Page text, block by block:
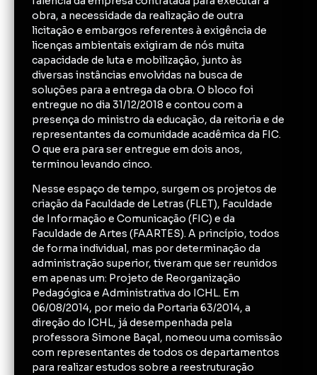
obra, a necessidade da realização de outra
licitação e embargos referentes à exigência de
licenças ambientais exigiram de nós muita
capacidade de luta e mobilização, junto às
diversas instâncias envolvidas na busca de
soluções para a entrega da obra. O bloco foi
entregue no dia 31/12/2018 e contou com a
presença do ministro da educação, da reitoria e de
representantes da comunidade acadêmica da FIC.
O que era para ser entregue em dois anos,
terminou levando cinco.
Nesse espaço de tempo, surgem os projetos de
criação da Faculdade de Letras (FLET), Faculdade
de Informação e Comunicação (FIC) e da
Faculdade de Artes (FAARTES). A princípio, todos
de forma individual, mas por determinação da
administração superior, tiveram que ser reunidos
em apenas um: Projeto de Reorganização
Pedagógica e Administrativa do ICHL. Em
06/08/2014, por meio da Portaria 63/2014, a
direção do ICHL, já desempenhada pela
professora Simone Baçal, nomeou uma comissão
com representantes de todos os departamentos
para realizar estudos sobre a reestruturação